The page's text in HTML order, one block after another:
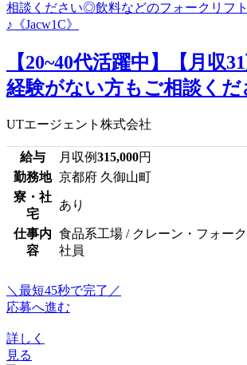
【20~40代活躍中】【月収
経験がない方もご相談く
UTエージェント株式会社
給与 月収例315,000円
勤務地 京都府 久御山町
寮・社
宅
あり
仕事内
容
食品系工場 / クレーン・フォー
社員
＼最短45秒で完了／
応募へ進む
詳しく
見る